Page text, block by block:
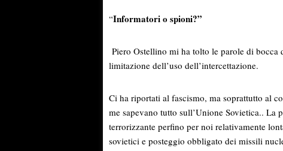
“Informatori o spioni?”
Piero Ostellino mi ha tolto le parole di bocca
limitazione dell’uso dell’intercettazione.
Ci ha riportati al fascismo, ma soprattutto al
me sapevano tutto sull’Unione Sovietica.. La
terrorizzante perfino per noi relativamente
sovietici e posteggio obbligato dei missili